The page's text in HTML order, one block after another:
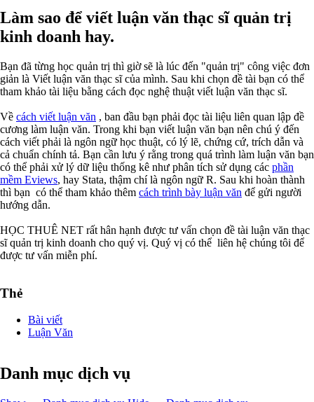
Làm sao để viết luận văn thạc sĩ quản trị
kinh doanh hay.
Bạn đã từng học quản trị thì giờ sẽ là lúc đến "quản trị" công việc đơn
giản là Viết luận văn thạc sĩ của mình. Sau khi chọn đề tài bạn có thể
tham khảo tài liệu bằng cách đọc nghệ thuật viết luận văn thạc sĩ.
Về cách viết luận văn , ban đầu bạn phải đọc tài liệu liên quan lập đề
cương làm luận văn. Trong khi bạn viết luận văn bạn nên chú ý đến
cách viết phải là ngôn ngữ học thuật, có lý lẽ, chứng cứ, trích dẫn và
cả chuẩn chính tả. Bạn cần lưu ý rằng trong quá trình làm luận văn bạn
có thể phải xử lý dữ liệu thống kê như phân tích sử dụng các phần
mềm Eviews, hay Stata, thậm chí là ngôn ngữ R. Sau khi hoàn thành
thì bạn có thể tham khảo thêm cách trình bày luận văn để gửi người
hướng dẫn.
HỌC THUÊ NET rất hân hạnh được tư vấn chọn đề tài luận văn thạc
sĩ quản trị kinh doanh cho quý vị. Quý vị có thể liên hệ chúng tôi để
được tư vấn miễn phí.
Thẻ
Bài viết
Luận Văn
Danh mục dịch vụ